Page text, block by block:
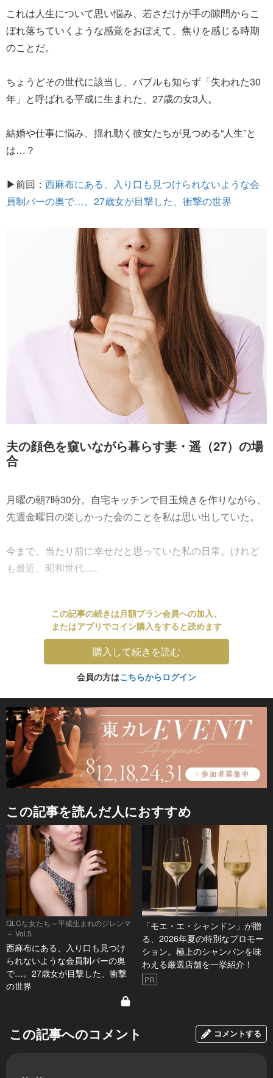
これは人生について思い悩み、若さだけが手の隙間からこ
ぼれ落ちていくような感覚をおぼえて、焦りを感じる時期
のことだ。
ちょうどその世代に該当し、バブルも知らず「失われた30
年」と呼ばれる平成に生まれた、27歳の女3人。
結婚や仕事に悩み、揺れ動く彼女たちが見つめる“人生”と
は…？
▶︎前回： 西麻布にある、入り口も見つけられないような会
員制バーの奥で…。27歳女が目撃した、衝撃の世界
夫の顔色を窺いながら暮らす妻・遥（27）の場
合
月曜の朝7時30分。自宅キッチンで目玉焼きを作りながら、
先週金曜日の楽しかった会のことを私は思い出していた。
今まで、当たり前に幸せだと思っていた私の日常。けれど
も最近、昭和世代......
この記事の続きは月額プラン会員への加入、
またはアプリでコイン購入をすると読めます
購入して続きを読む
会員の方はこちらからログイン
この記事を読んだ人におすすめ
QLCな女たち～平成生まれのジレンマ
～ Vol.5
西麻布にある、入り口も見つけ
られないような会員制バーの奥
で…。27歳女が目撃した、衝撃
の世界
「モエ・エ・シャンドン」が贈
る、2026年夏の特別なプロモー
ション。極上のシャンパンを味
わえる厳選店舗を一挙紹介！
PR
この記事へのコメント コメントする